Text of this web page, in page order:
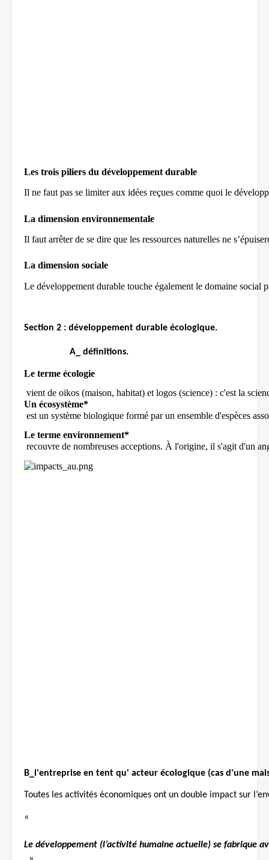
Les trois piliers du développement durable
Il ne faut pas se limiter aux idées reçues comme quoi le
La dimension environnementale
Il faut arrêter de se dire que les ressources naturelles ne
La dimension sociale
Le développement durable touche également le domaine social
Section 2 : développement durable écologique.
A_ définitions.
Le terme écologie
vient de oikos (maison, habitat) et logos (science) : c'est la
Un écosystème*
est un système biologique formé par un ensemble d'espèces
Le terme environnement*
recouvre de nombreuses acceptions. À l'origine, il s'agit d'un
B_l'entreprise en tent qu' acteur écologique (cas d'une
Toutes les activités économiques ont un double impact sur
«
Le développement (l’activité humaine actuelle) se fabrique